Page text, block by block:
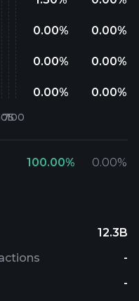
12.3B
-
-
0.00% 0.00%
0.00% 0.00%
0.00% 0.00%
100.00% 0.00%